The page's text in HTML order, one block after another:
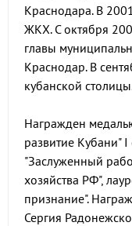
Краснодара. В
ЖКХ. С октября
главы
Краснодар. В
кубанской
Награжден
развитие Кубани"
"Заслуженный
хозяйства РФ",
признание".
Сергия